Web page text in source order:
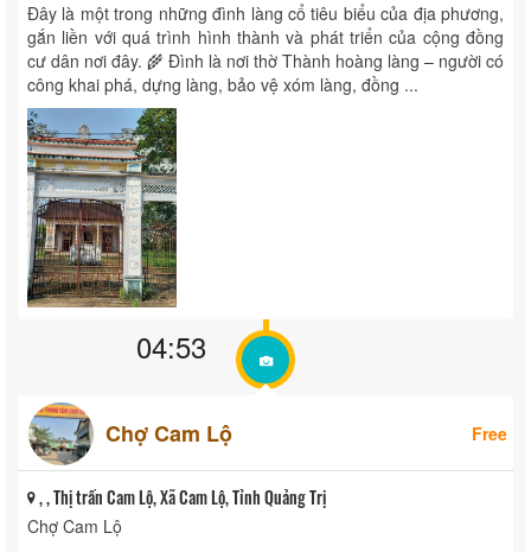
Đây là một trong những đình làng cổ tiêu biểu của địa phương,
gắn liền với quá trình hình thành và phát triển của cộng đồng
cư dân nơi đây. 🌾 Đình là nơi thờ Thành hoàng làng – người có
công khai phá, dựng làng, bảo vệ xóm làng, đồng ...
04:53
Chợ Cam Lộ Free
, , Thị trấn Cam Lộ, Xã Cam Lộ, Tỉnh Quảng Trị
Chợ Cam Lộ